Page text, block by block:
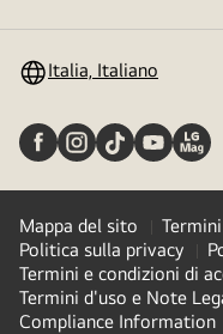
Italia, Italiano
Mappa del sito
Politica sulla privacy
Termini e condizioni di
Termini d'uso e Note
Compliance Information